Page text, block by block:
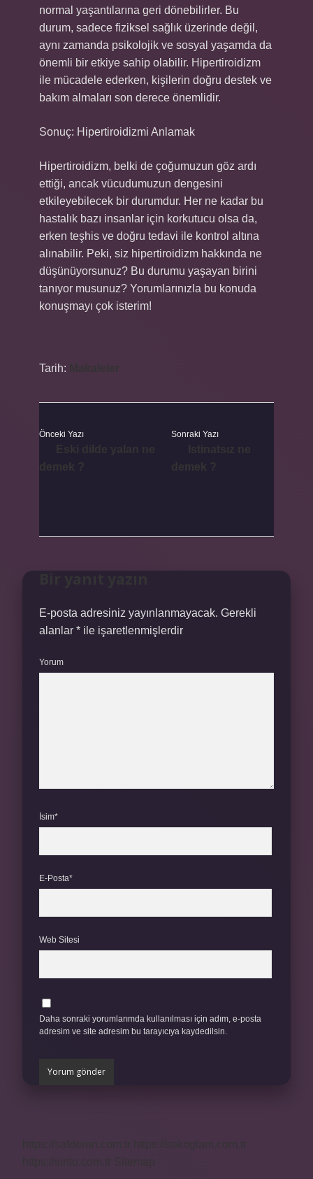
normal yaşantılarına geri dönebilirler. Bu
durum, sadece fiziksel sağlık üzerinde değil,
aynı zamanda psikolojik ve sosyal yaşamda da
önemli bir etkiye sahip olabilir. Hipertiroidizm
ile mücadele ederken, kişilerin doğru destek ve
bakım almaları son derece önemlidir.
Sonuç: Hipertiroidizmi Anlamak
Hipertiroidizm, belki de çoğumuzun göz ardı
ettiği, ancak vücudumuzun dengesini
etkileyebilecek bir durumdur. Her ne kadar bu
hastalık bazı insanlar için korkutucu olsa da,
erken teşhis ve doğru tedavi ile kontrol altına
alınabilir. Peki, siz hipertiroidizm hakkında ne
düşünüyorsunuz? Bu durumu yaşayan birini
tanıyor musunuz? Yorumlarınızla bu konuda
konuşmayı çok isterim!
Tarih:
Önceki Yazı Sonraki Yazı
E-posta adresiniz yayınlanmayacak. Gerekli
alanlar * ile işaretlenmişlerdir
Yorum
İsim*
E-Posta*
Web Sitesi
Daha sonraki yorumlarımda kullanılması için adım, e-posta
adresim ve site adresim bu tarayıcıya kaydedilsin.